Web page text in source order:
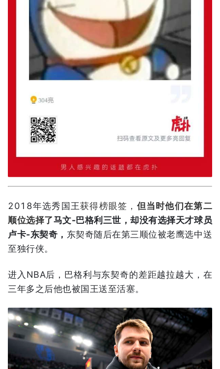
2018年选秀国王获得榜眼签， 但当时他们在第二
顺位选择了马文-巴格利三世，却没有选择天才球员
卢卡-东契奇， 东契奇随后在第三顺位被老鹰选中送
至独行侠。
进入NBA后，巴格利与东契奇的差距越拉越大，在
三年多之后他也被国王送至活塞。